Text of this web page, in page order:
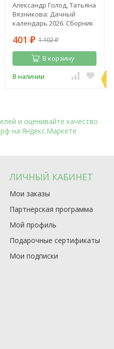
Александр Голод, Татьяна
Вязникова: Дачный
календарь 2026. Сборник
каждый день
401 ₽ 1 102₽
В корзину
В наличии
ЛИЧНЫЙ КАБИНЕТ
Мои заказы
Партнерская программа
Мой профиль
Подарочные сертификаты
Мои подписки